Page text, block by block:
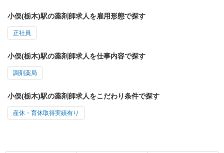
小俣(栃木)駅の薬剤師求人を雇用形態で探す
正社員
小俣(栃木)駅の薬剤師求人を仕事内容で探す
調剤薬局
小俣(栃木)駅の薬剤師求人をこだわり条件で探す
産休・育休取得実績有り